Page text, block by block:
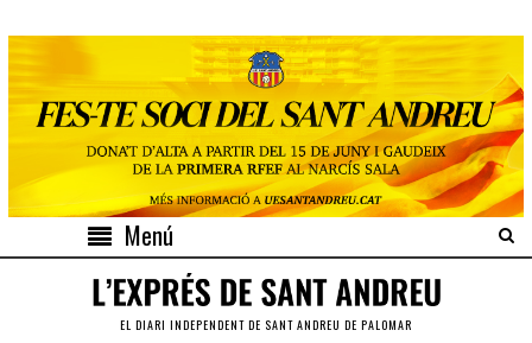
Menú
EL DIARI INDEPENDENT DE SANT ANDREU DE PALOMAR